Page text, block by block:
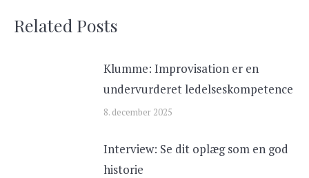
Related Posts
Klumme: Improvisation er en
undervurderet ledelseskompetence
8. december 2025
Interview: Se dit oplæg som en god
historie